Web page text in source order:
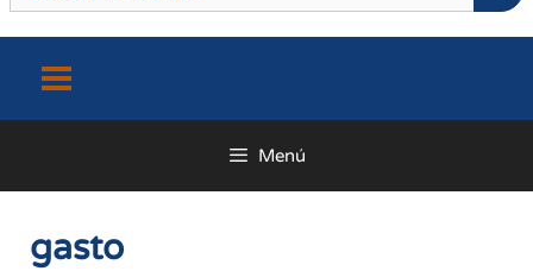
contenido
Menú
gasto